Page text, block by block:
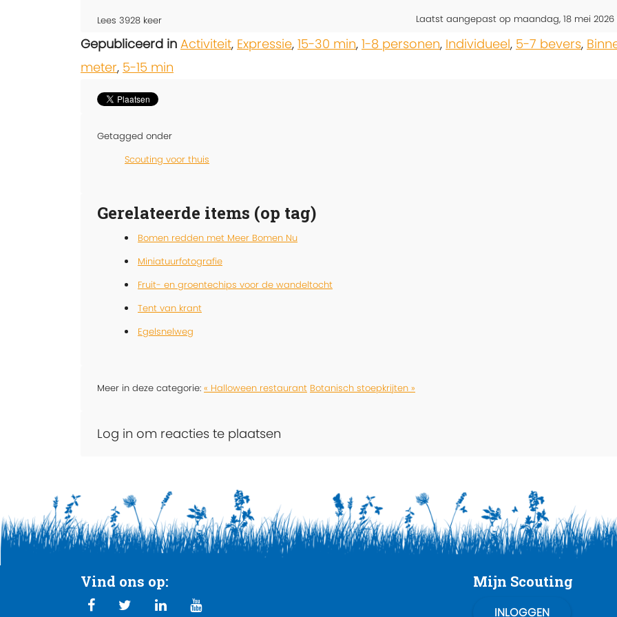
Lees 3928 keer Laatst aangepast op maandag, 18 mei 2026
Gepubliceerd in Activiteit, Expressie, 15-30 min, 1-8 personen, Individueel, 5-7 bevers,
meter, 5-15 min
Getagged onder
Scouting voor thuis
Gerelateerde items (op tag)
Bomen redden met Meer Bomen Nu
Miniatuurfotografie
Fruit- en groentechips voor de wandeltocht
Tent van krant
Egelsnelweg
Meer in deze categorie: « Halloween restaurant Botanisch stoepkrijten »
Log in om reacties te plaatsen
Vind ons op: Mijn Scouting